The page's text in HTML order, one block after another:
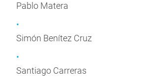
Pablo Matera
Simón Benítez Cruz
Santiago Carreras